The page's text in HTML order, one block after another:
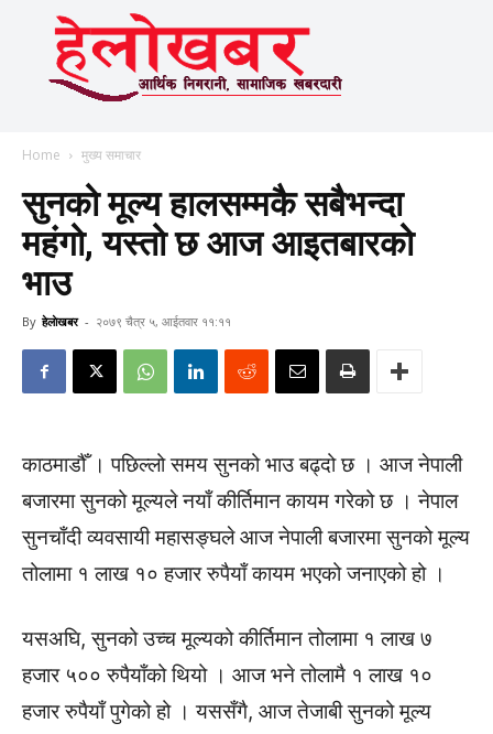
Home मुख्य समाचार
सुनको मूल्य हालसम्मकै सबैभन्दा
महंगो, यस्तो छ आज आइतबारको
भाउ
By हेलाेखबर - २०७९ चैत्र ५, आईतवार ११:११
काठमाडौँ । पछिल्लो समय सुनको भाउ बढ्दो छ । आज नेपाली
बजारमा सुनको मूल्यले नयाँ कीर्तिमान कायम गरेको छ । नेपाल
सुनचाँदी व्यवसायी महासङ्घले आज नेपाली बजारमा सुनको मूल्य
तोलामा १ लाख १० हजार रुपैयाँ कायम भएको जनाएको हो ।
यसअघि, सुनको उच्च मूल्यको कीर्तिमान तोलामा १ लाख ७
हजार ५०० रुपैयाँको थियो । आज भने तोलामै १ लाख १०
हजार रुपैयाँ पुगेको हो । यससँगै, आज तेजाबी सुनको मूल्य